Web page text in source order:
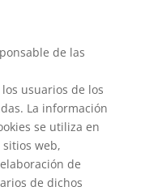
de las
usuarios de los
La información
se utiliza en
web,
de
de dichos